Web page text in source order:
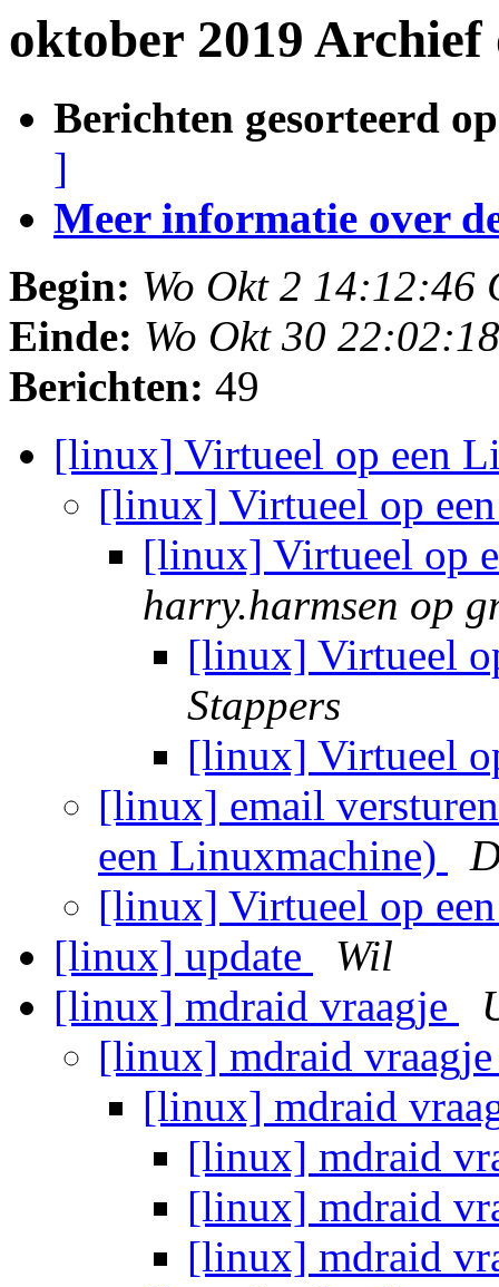
oktober 2019
Berichten gesorteerd
]
Meer informatie over
Begin: Wo Okt 2 14:12:46
Einde: Wo Okt 30
Berichten: 49
[linux] Virtueel op een
[linux] Virtueel op
[linux] Virtueel op
harry.harmsen op
[linux] Virtueel
Stappers
[linux] Virtueel
[linux] email
een Linuxmachine)
[linux] Virtueel op
[linux] update
Wil
[linux] mdraid vraagje
[linux] mdraid
[linux] mdraid
[linux] mdraid
[linux] mdraid
[linux] mdraid